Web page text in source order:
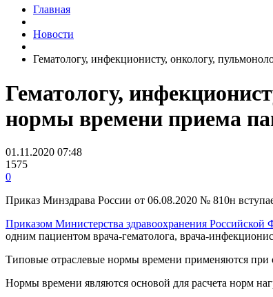
Главная
Новости
Гематологу, инфекционисту, онкологу,
Гематологу,
нормы времени приема
01.11.2020 07:48
1575
0
Приказ Минздрава России от 06.08.2020 № 810н
Приказом Министерства здравоохранения
одним пациентом врача-гематолога, врача-
Типовые отраслевые нормы времени применяются при
Нормы времени являются основой для расчета норм